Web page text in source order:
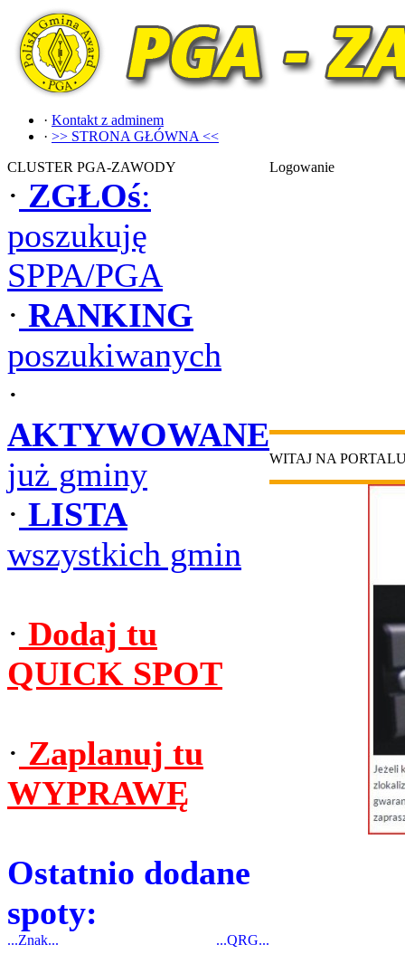
· Kontakt z adminem
· >> STRONA GŁÓWNA <<
CLUSTER PGA-ZAWODY
· ZGŁOś:
poszukuję
SPPA/PGA
· RANKING
poszukiwanych
·
AKTYWOWANE
już gminy
· LISTA
wszystkich gmin
· Dodaj tu
QUICK SPOT
· Zaplanuj tu
WYPRAWĘ
Ostatnio dodane
spoty:
...Znak... ...QRG...
Logowanie
WITAJ NA